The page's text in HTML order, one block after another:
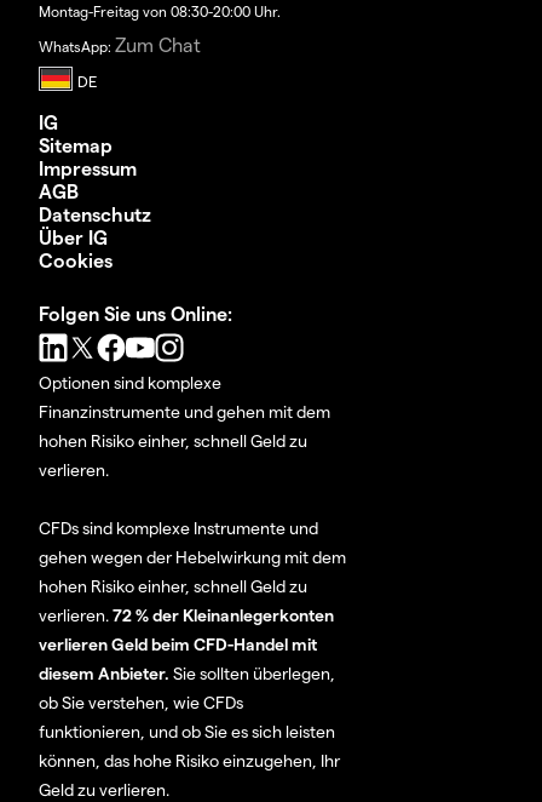
Montag-Freitag von 08:30-20:00 Uhr.
WhatsApp: Zum Chat
IG
Sitemap
Impressum
AGB
Datenschutz
Über IG
Cookies
Folgen Sie uns Online:
Optionen sind komplexe
Finanzinstrumente und gehen mit dem
hohen Risiko einher, schnell Geld zu
verlieren.
CFDs sind komplexe Instrumente und
gehen wegen der Hebelwirkung mit dem
hohen Risiko einher, schnell Geld zu
verlieren.72 % der Kleinanlegerkonten
verlieren Geld beim CFD-Handel mit
diesem Anbieter. Sie sollten überlegen,
ob Sie verstehen, wie CFDs
funktionieren, und ob Sie es sich leisten
können, das hohe Risiko einzugehen, Ihr
Geld zu verlieren.